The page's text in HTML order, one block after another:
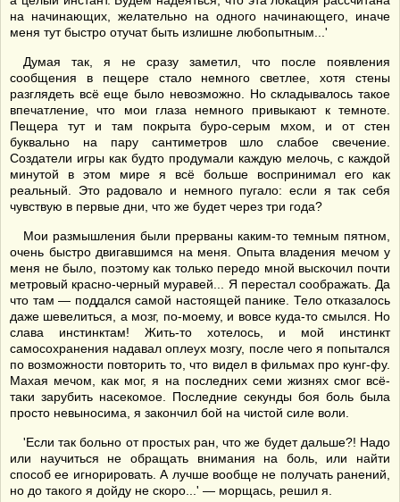
на начинающих, желательно на одного начинающего, иначе
меня тут быстро отучат быть излишне любопытным...'
Думая так, я не сразу заметил, что после появления
сообщения в пещере стало немного светлее, хотя стены
разглядеть всё еще было невозможно. Но складывалось такое
впечатление, что мои глаза немного привыкают к темноте.
Пещера тут и там покрыта буро-серым мхом, и от стен
буквально на пару сантиметров шло слабое свечение.
Создатели игры как будто продумали каждую мелочь, с каждой
минутой в этом мире я всё больше воспринимал его как
реальный. Это радовало и немного пугало: если я так себя
чувствую в первые дни, что же будет через три года?
Мои размышления были прерваны каким-то темным пятном,
очень быстро двигавшимся на меня. Опыта владения мечом у
меня не было, поэтому как только передо мной выскочил почти
метровый красно-черный муравей... Я перестал соображать. Да
что там — поддался самой настоящей панике. Тело отказалось
даже шевелиться, а мозг, по-моему, и вовсе куда-то смылся. Но
слава инстинктам! Жить-то хотелось, и мой инстинкт
самосохранения надавал оплеух мозгу, после чего я попытался
по возможности повторить то, что видел в фильмах про кунг-фу.
Махая мечом, как мог, я на последних семи жизнях смог всё-
таки зарубить насекомое. Последние секунды боя боль была
просто невыносима, я закончил бой на чистой силе воли.
'Если так больно от простых ран, что же будет дальше?! Надо
или научиться не обращать внимания на боль, или найти
способ ее игнорировать. А лучше вообще не получать ранений,
но до такого я дойду не скоро...' — морщась, решил я.